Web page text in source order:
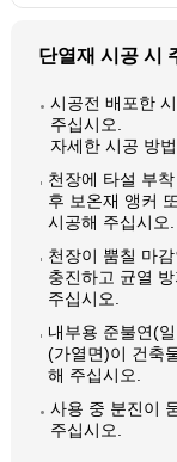
단열재 시공 시
시공전 배포한
주십시오.
자세한 시공 방
천장에 타설 부
후 보온재 앵커
시공해 주십시오.
천장이 뿜칠 마
충진하고 균열
주십시오.
내부용 준불연(
(가열면)이 건축
해 주십시오.
사용 중 분진이
주십시오.